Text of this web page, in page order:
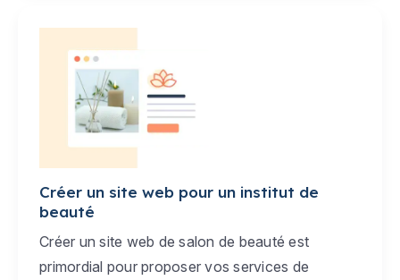
Créer un site web pour un institut de
beauté
Créer un site web de salon de beauté est
primordial pour proposer vos services de